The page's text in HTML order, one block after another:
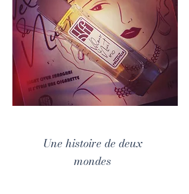
Une histoire de deux
mondes